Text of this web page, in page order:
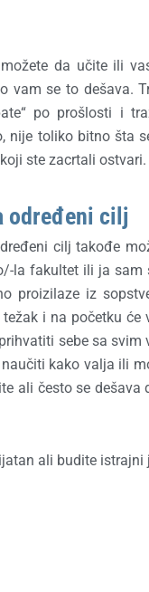
da učite ili
se to dešava.
po prošlosti i
toliko bitno šta
ste zacrtali ostvari.
određeni cilj
cilj takođe
la fakultet ili ja
proizilaze iz
i na početku
sebe sa
kako valja ili
ali često se
ali budite